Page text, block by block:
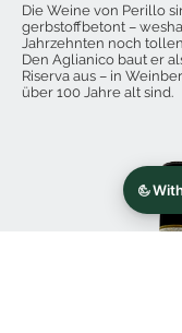
Die Weine von Perillo
gerbstoffbetont –
Jahrzehnten noch
Den Aglianico baut er
Riserva aus – in
über 100 Jahre alt sind.